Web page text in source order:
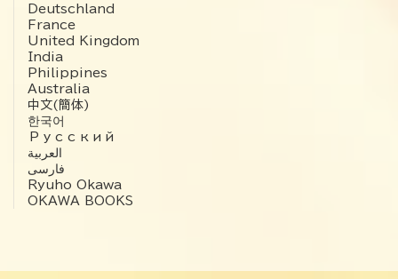
Deutschland
France
United Kingdom
India
Philippines
Australia
中文(簡体)
한국어
Русский
العربية‏
فارسی
Ryuho Okawa
OKAWA BOOKS